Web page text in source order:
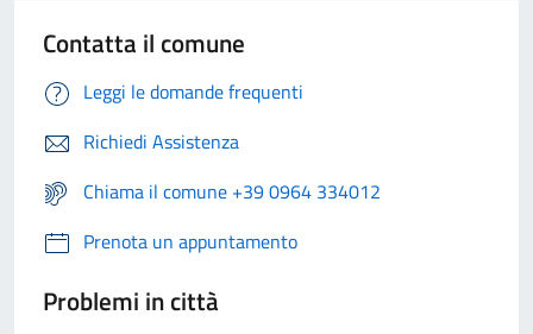
Contatta il comune
Leggi le domande frequenti
Richiedi Assistenza
Chiama il comune +39 0964 334012
Prenota un appuntamento
Problemi in città